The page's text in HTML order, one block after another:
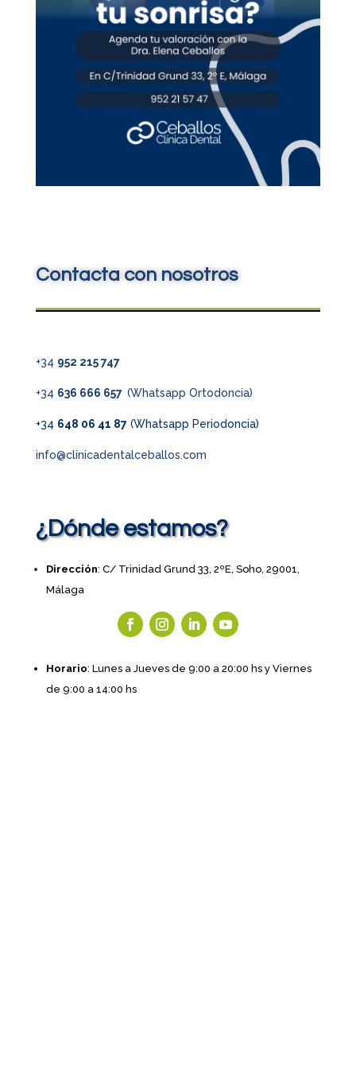
Contacta con nosotros
+34 952 215 747
+34 636 666 657 (Whatsapp Ortodoncia)
+34 648 06 41 87(Whatsapp Periodoncia)
info@clinicadentalceballos.com
¿Dónde estamos?
Dirección: C/ Trinidad Grund 33, 2ºE, Soho, 29001,
Málaga
Horario: Lunes a Jueves de 9:00 a 20:00 hs y Viernes
de 9:00 a 14:00 hs